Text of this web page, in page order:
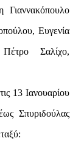
Γιαννακόπουλο
Ευγενία
Σαλίχο,
13 Ιανουαρίου
Σπυριδούλας